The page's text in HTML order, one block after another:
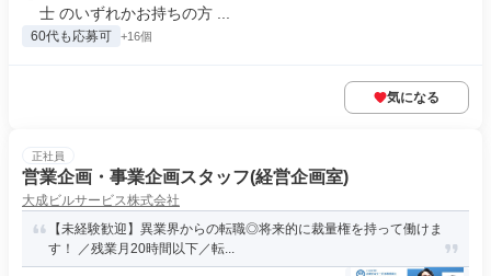
士 のいずれかお持ちの方 ...
60代も応募可 +16個
気になる
正社員
営業企画・事業企画スタッフ(経営企画室)
大成ビルサービス株式会社
【未経験歓迎】異業界からの転職◎将来的に裁量権を持って働けま
す！ ／残業月20時間以下／転...